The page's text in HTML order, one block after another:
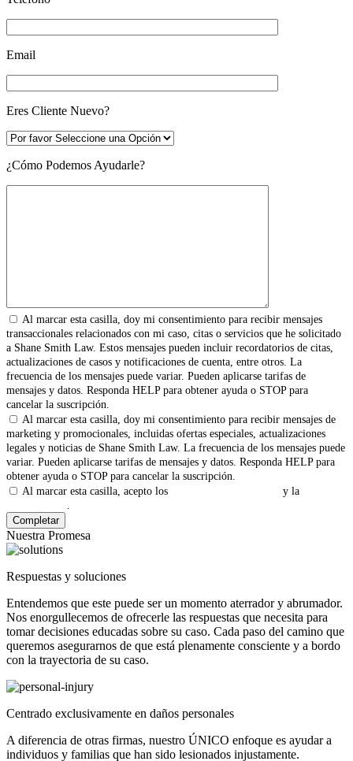
Email
Eres Cliente Nuevo?
¿Cómo Podemos Ayudarle?
Al marcar esta casilla, doy mi consentimiento para recibir mensajes
transaccionales relacionados con mi caso, citas o servicios que he solicitado
a Shane Smith Law. Estos mensajes pueden incluir recordatorios de citas,
actualizaciones de casos y notificaciones de cuenta, entre otros. La
frecuencia de los mensajes puede variar. Pueden aplicarse tarifas de
mensajes y datos. Responda HELP para obtener ayuda o STOP para
cancelar la suscripción.
Al marcar esta casilla, doy mi consentimiento para recibir mensajes de
marketing y promocionales, incluidas ofertas especiales, actualizaciones
legales y noticias de Shane Smith Law. La frecuencia de los mensajes puede
variar. Pueden aplicarse tarifas de mensajes y datos. Responda HELP para
obtener ayuda o STOP para cancelar la suscripción.
Al marcar esta casilla, acepto los
y la
.
Nuestra Promesa
Respuestas y soluciones
Entendemos que este puede ser un momento aterrador y abrumador.
Nos enorgullecemos de ofrecerle las respuestas que necesita para
tomar decisiones educadas sobre su caso. Cada paso del camino que
queremos asegurarnos de que está plenamente consciente y a bordo
con la trayectoria de su caso.
Centrado exclusivamente en daños personales
A diferencia de otras firmas, nuestro ÚNICO enfoque es ayudar a
individuos y familias que han sido lesionados injustamente.